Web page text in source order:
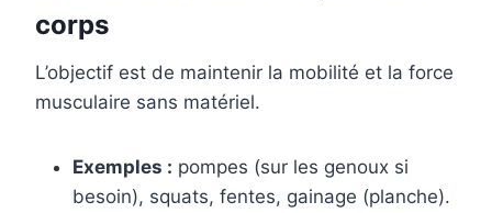
corps
L’objectif est de maintenir la mobilité et la force
musculaire sans matériel.
Exemples : pompes (sur les genoux si
besoin), squats, fentes, gainage (planche).